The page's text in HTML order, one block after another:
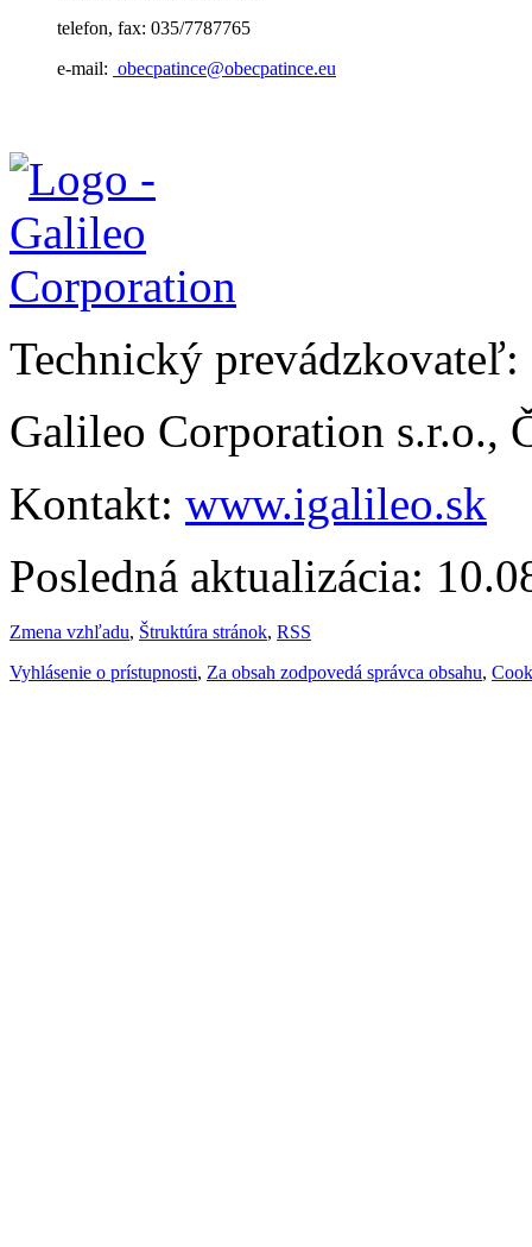
telefon, fax: 035/7787765
e-mail: obecpatince@obecpatince.eu
Technický prevádzkovateľ:
Galileo Corporation s.r.o.,
Kontakt: www.igalileo.sk
Posledná aktualizácia:
Zmena vzhľadu, Štruktúra stránok, RSS
Vyhlásenie o prístupnosti, Za obsah zodpovedá správca obsahu,